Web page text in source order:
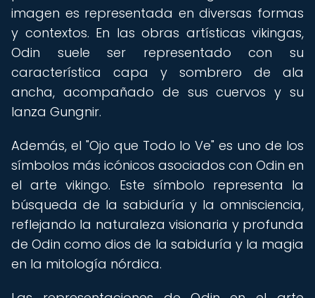
imagen es representada en diversas formas
y contextos. En las obras artísticas vikingas,
Odin suele ser representado con su
característica capa y sombrero de ala
ancha, acompañado de sus cuervos y su
lanza Gungnir.
Además, el "Ojo que Todo lo Ve" es uno de los
símbolos más icónicos asociados con Odin en
el arte vikingo. Este símbolo representa la
búsqueda de la sabiduría y la omnisciencia,
reflejando la naturaleza visionaria y profunda
de Odin como dios de la sabiduría y la magia
en la mitología nórdica.